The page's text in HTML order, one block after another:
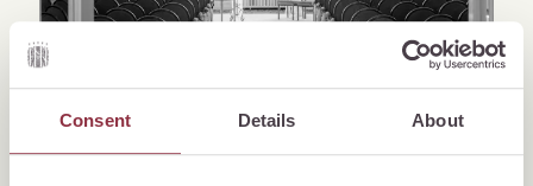
Consent Details About